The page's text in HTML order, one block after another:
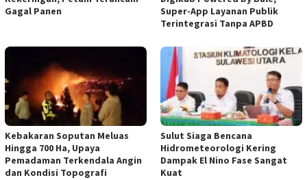
Gagal Panen
Super-App Layanan Publik
Terintegrasi Tanpa APBD
Kebakaran Soputan Meluas
Hingga 700 Ha, Upaya
Pemadaman Terkendala Angin
dan Kondisi Topografi
Sulut Siaga Bencana
Hidrometeorologi Kering
Dampak El Nino Fase Sangat
Kuat